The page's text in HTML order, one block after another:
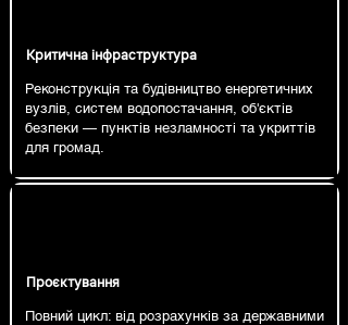
Критична інфраструктура
Реконструкція та будівництво енергетичних
вузлів, систем водопостачання, об'єктів
безпеки — пунктів незламності та укриттів
для громад.
Проєктування
Повний цикл: від розрахунків за державними